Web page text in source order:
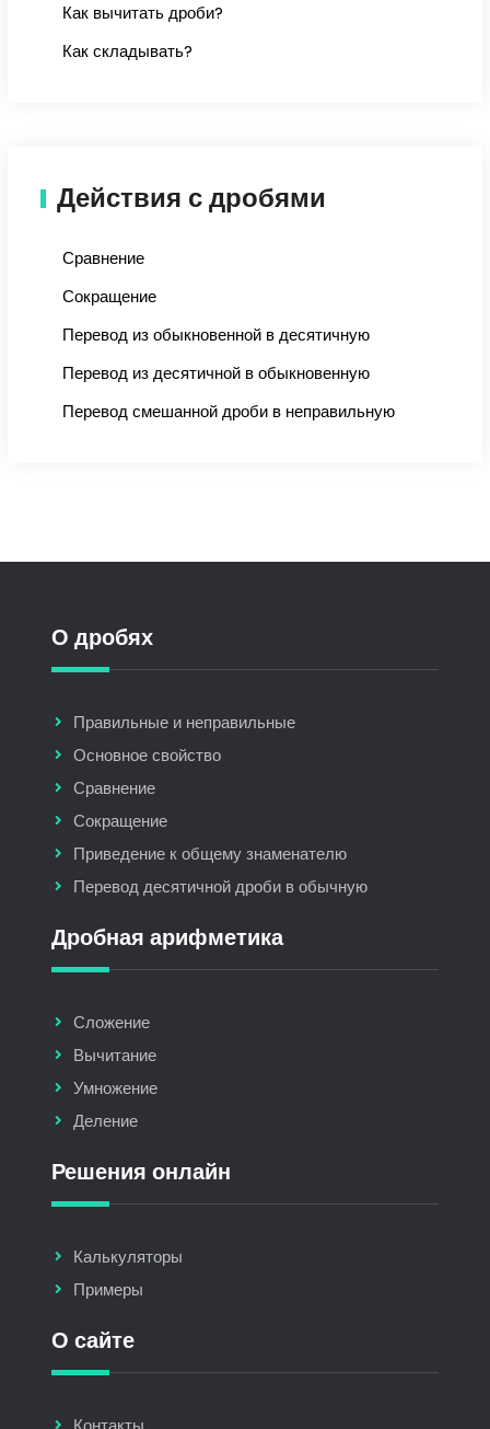
Как вычитать дроби?
Как складывать?
Действия с дробями
Сравнение
Сокращение
Перевод из обыкновенной в десятичную
Перевод из десятичной в обыкновенную
Перевод смешанной дроби в неправильную
О дробях
Правильные и неправильные
Основное свойство
Сравнение
Сокращение
Приведение к общему знаменателю
Перевод десятичной дроби в обычную
Дробная арифметика
Сложение
Вычитание
Умножение
Деление
Решения онлайн
Калькуляторы
Примеры
О сайте